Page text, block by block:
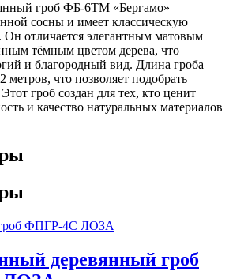
гроб ФБ-6ТМ «Бергамо»
сосны и имеет классическую
отличается элегантным матовым
тёмным цветом дерева, что
и благородный вид. Длина гроба
метров, что позволяет подобрать
гроб создан для тех, кто ценит
и качество натуральных материалов
деревянный гроб